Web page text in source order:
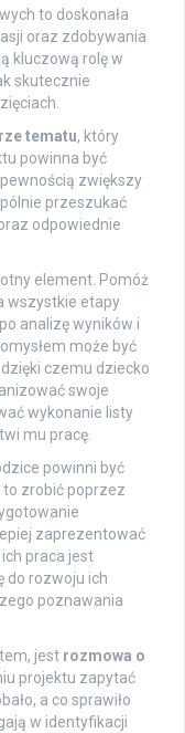
to doskonała
oraz zdobywania
kluczową rolę w
skutecznie
tematu, który
powinna być
zwiększy
przeszukać
odpowiednie
element. Pomóż
wszystkie etapy
analizę wyników i
może być
czemu dziecko
swoje
wykonanie listy
mu pracę.
powinni być
zrobić poprzez
zaprezentować
praca jest
do rozwoju ich
poznawania
jest rozmowa o
projektu zapytać
a co sprawiło
w identyfikacji